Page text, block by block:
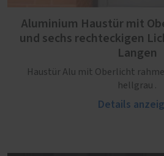
Aluminium Haustür mit
und sechs rechteckigen
Langen
Haustür Alu mit Oberlicht
hellgrau .
Details